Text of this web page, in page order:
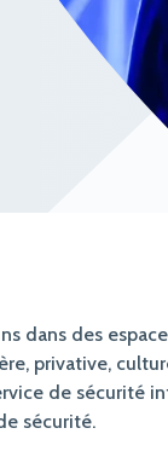
dans des
privative,
de sécurité
sécurité.